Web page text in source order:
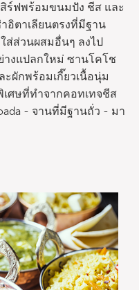
ร์ฟพร้อมขนมปัง ชีส และ
อิตาเลียนตรงที่มีฐาน
ส่ส่วนผสมอื่นๆ ลงไป
งแปลกใหม่ ซานโคโช
ะผักพร้อมเกี๊ยวเนื้อนุ่ม
เศษที่ทำจากคอทเทจชีส
- จานที่มีฐานถั่ว - มา